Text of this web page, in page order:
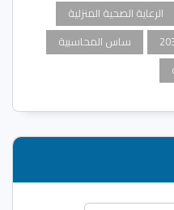
الرعاية الصحية المنزلية
ساس المحاسبية